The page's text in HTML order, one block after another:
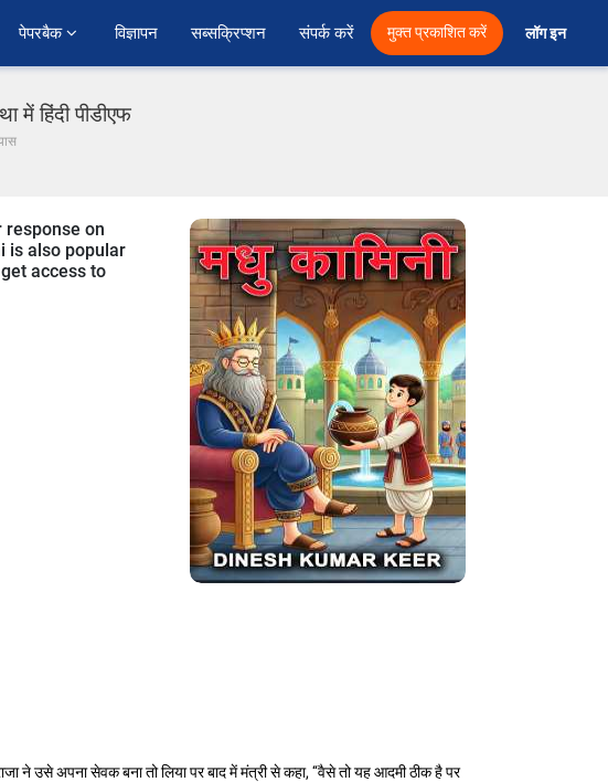
पेपरबैक विज्ञापन सब्सक्रिप्शन संपर्क करें मुक्त प्रकाशित करें लॉग इन
में हिंदी पीडीएफ
response on
is also popular
access to
ने उसे अपना सेवक बना तो लिया पर बाद में मंत्री से कहा, ‘‘वैसे तो यह आदमी ठीक है पर